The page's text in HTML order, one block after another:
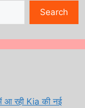
Search
रही Kia की नई